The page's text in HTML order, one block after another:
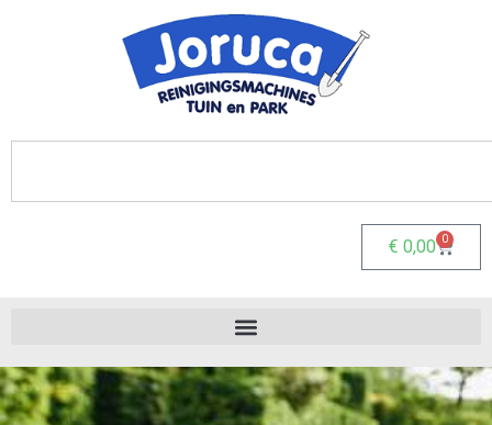
€ 0,00 0